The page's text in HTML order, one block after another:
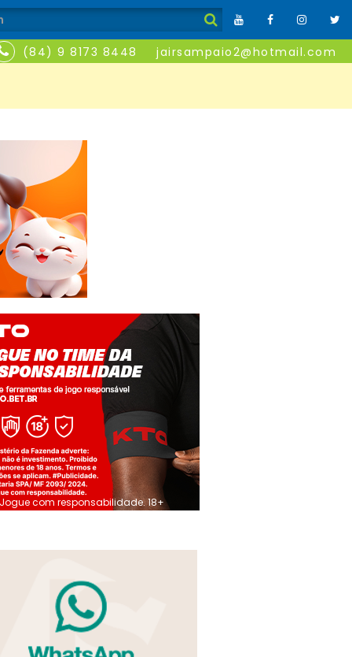
(84) 9 8173 8448 jairsampaio2@hotmail.com
Jogue com responsabilidade. 18+